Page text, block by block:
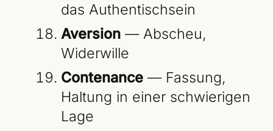
das Authentischsein
Aversion— Abscheu,
Widerwille
Contenance— Fassung,
Haltung in einer schwierigen
Lage